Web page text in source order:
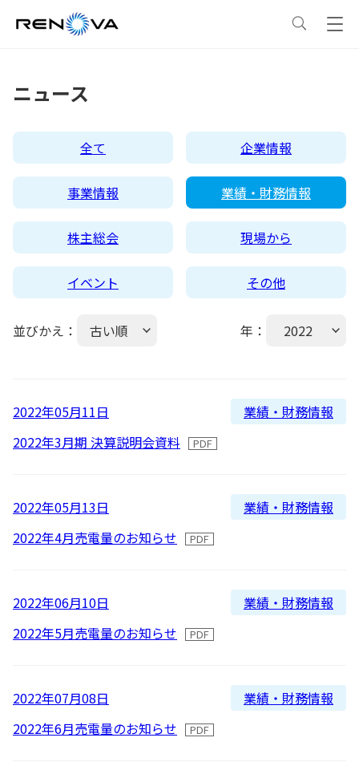
한국어
事業情報トップ
事業概要
レノバの強み
発電所・蓄電所一覧
コーポレートPPA
蓄電事業
バイオマス発電
地熱発電
バイオマス発電の取り組み
企業情報
企業情報トップ
会社概要・アクセス
CEOメッセージ
企業理念
私たちの想い
経営メンバー
組織図
サステナビリティ
サステナビリティ
理念・ポリシー
環境
ガバナンス
TCFD提言に沿う情報開示
SDGsへの取り組み
IR情報
IRニュース
財務ハイライト
IRライブラリー
IRカレンダー
お問い合わせ
ニュース
全て 企業情報
事業情報 業績・財務情報
株主総会 現場から
イベント その他
並びかえ： 古い順
古い順
年： 2022
2026
2023
2020
2017
2022年05月11日
業績・財務情報
2022年3月期 決算説明会資料
2022年05月13日
業績・財務情報
2022年4月売電量のお知らせ
2022年06月10日
業績・財務情報
2022年5月売電量のお知らせ
2022年07月08日
業績・財務情報
2022年6月売電量のお知らせ